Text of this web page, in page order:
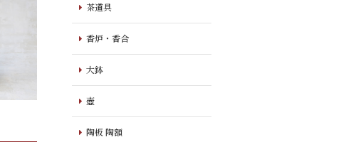
茶道具
香炉・香合
大鉢
壺
陶板 陶額